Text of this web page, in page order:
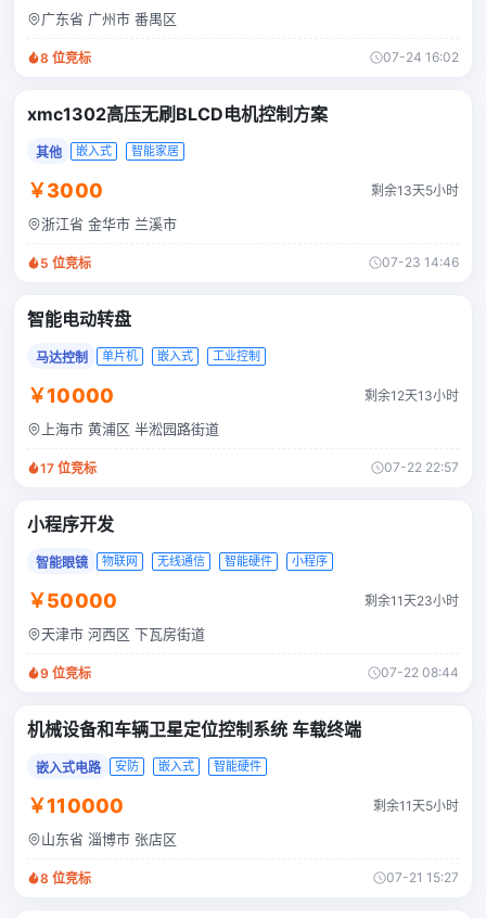
广东省 广州市 番禺区
8 位竞标 07-24 16:02
xmc1302高压无刷BLCD电机控制方案
其他 嵌入式 智能家居
￥3000 剩余13天5小时
浙江省 金华市 兰溪市
5 位竞标 07-23 14:46
智能电动转盘
马达控制 单片机 嵌入式 工业控制
￥10000 剩余12天13小时
上海市 黄浦区 半淞园路街道
17 位竞标 07-22 22:57
小程序开发
智能眼镜 物联网 无线通信 智能硬件 小程序
￥50000 剩余11天23小时
天津市 河西区 下瓦房街道
9 位竞标 07-22 08:44
机械设备和车辆卫星定位控制系统 车载终端
嵌入式电路 安防 嵌入式 智能硬件
￥110000 剩余11天5小时
山东省 淄博市 张店区
8 位竞标 07-21 15:27